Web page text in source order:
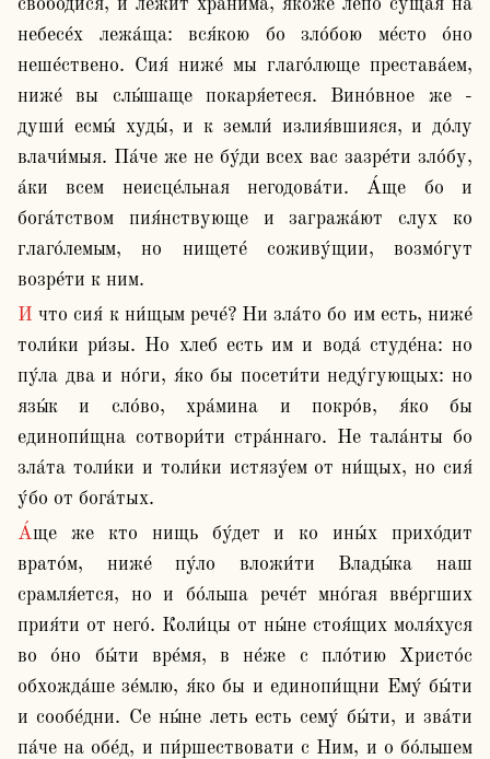
свободи́ся, и лежи́т храни́ма, я́коже ле́по су́щая на
небесе́х лежа́ща: вся́кою бо зло́бою ме́сто о́но
неше́ствено. Сия́ ниже́ мы глаго́люще престава́ем,
ниже́ вы слы́шаще покаря́етеся. Вино́вное же -
души́ есмы́ худы́, и к земли́ излия́вшияся, и до́лу
влачи́мыя. Па́че же не бу́ди всех вас зазре́ти зло́бу,
а́ки всем неисце́льная негодова́ти. А́ще бо и
бога́тством пия́нствующе и загража́ют слух ко
глаго́лемым, но нищете́ соживу́щии, возмо́гут
возре́ти к ним.
И что сия́ к ни́щым рече́? Ни зла́то бо им есть, ниже́
толи́ки ри́зы. Но хлеб есть им и вода́ студе́на: но
пу́ла два и но́ги, я́ко бы посети́ти неду́гующых: но
язы́к и сло́во, хра́мина и покро́в, я́ко бы
единопи́щна сотвори́ти стра́ннаго. Не тала́нты бо
зла́та толи́ки и толи́ки истязу́ем от ни́щых, но сия́
у́бо от бога́тых.
А́ще же кто нищь бу́дет и ко ины́х прихо́дит
врато́м, ниже́ пу́ло вложи́ти Влады́ка наш
срамля́ется, но и бо́льша рече́т мно́гая вве́ргших
прия́ти от него́. Коли́цы от ны́не стоя́щих моля́хуся
во о́но бы́ти вре́мя, в не́же с пло́тию Христо́с
обхожда́ше зе́млю, я́ко бы и единопи́щни Ему́ бы́ти
и сообе́дни. Се ны́не леть есть сему́ бы́ти, и зва́ти
па́че на обе́д, и пи́ршествовати с Ним, и о бо́льшем